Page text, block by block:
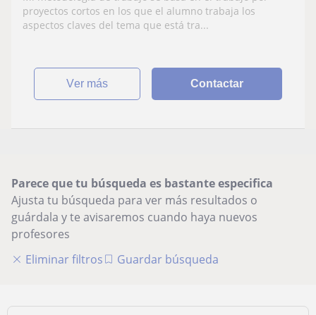
proyectos cortos en los que el alumno trabaja los
aspectos claves del tema que está tra...
ver más Contactar
Parece que tu búsqueda es bastante especifica
Ajusta tu búsqueda para ver más resultados o
guárdala y te avisaremos cuando haya nuevos
profesores
Eliminar filtros
Guardar búsqueda